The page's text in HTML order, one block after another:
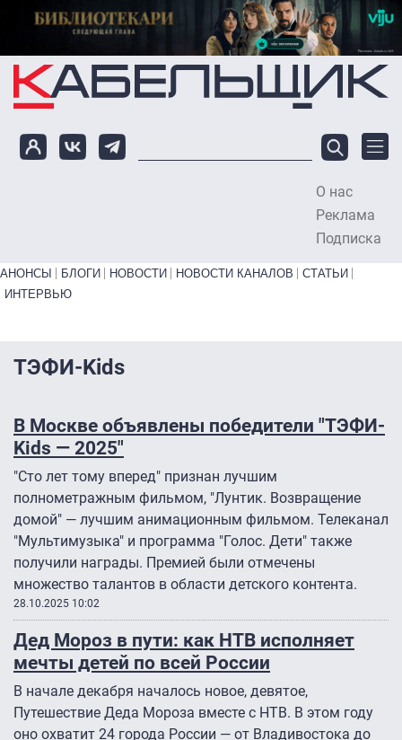
Перейти к основному содержанию
О нас
Реклама
Подписка
Primary links bottom
АНОНСЫ БЛОГИ НОВОСТИ НОВОСТИ КАНАЛОВ
СТАТЬИ
ИНТЕРВЬЮ
ТЭФИ-Kids
В Москве объявлены победители "ТЭФИ-
Kids — 2025″
"Сто лет тому вперед" признан лучшим
полнометражным фильмом, "Лунтик. Возвращение
домой" — лучшим анимационным фильмом. Телеканал
"Мультимузыка" и программа "Голос. Дети" также
получили награды. Премией были отмечены
множество талантов в области детского контента.
28.10.2025 10:02
Дед Мороз в пути: как НТВ исполняет
мечты детей по всей России
В начале декабря началось новое, девятое,
Путешествие Деда Мороза вместе с НТВ. В этом году
оно охватит 24 города России — от Владивостока до